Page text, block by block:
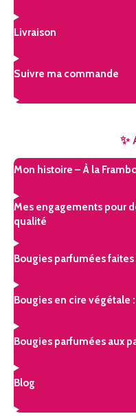
Livraison
Suivre ma commande
✨
Mon histoire – À la
Mes engagements pour
qualité
Bougies parfumées
Bougies en cire végétale
Bougies parfumées aux
Blog